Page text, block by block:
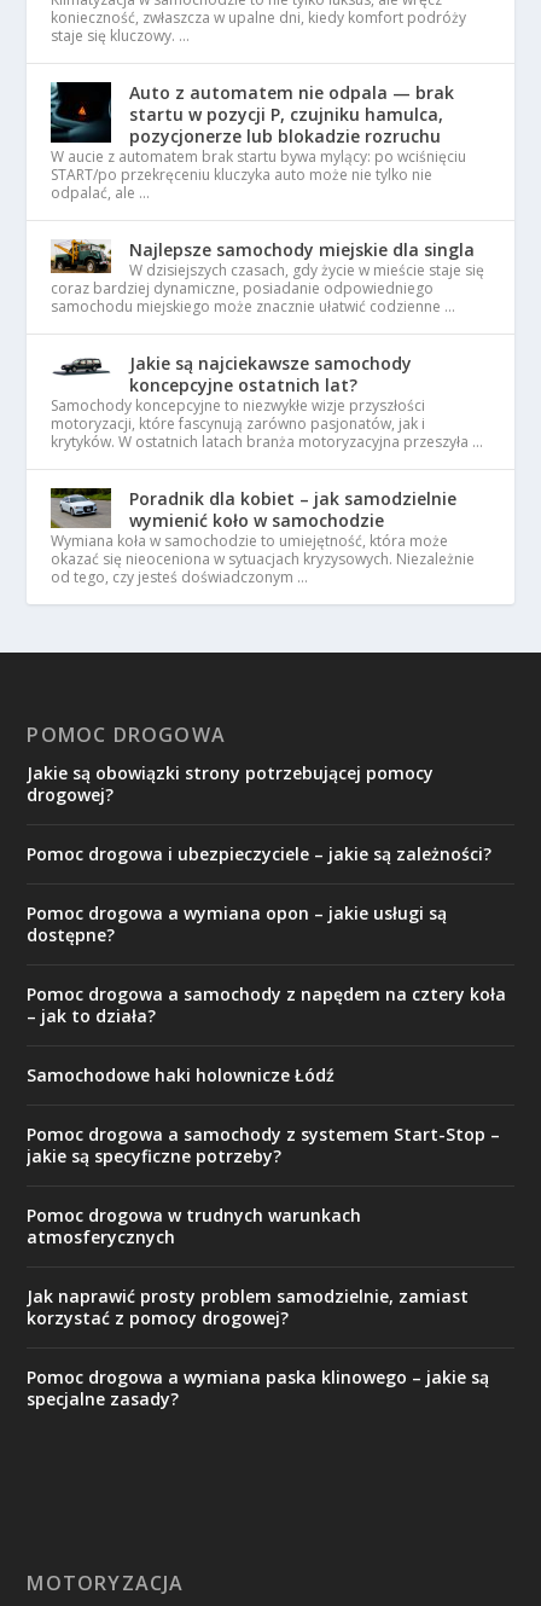
konieczność, zwłaszcza w upalne dni, kiedy komfort podróży
staje się kluczowy. …
Auto z automatem nie odpala — brak
startu w pozycji P, czujniku hamulca,
pozycjonerze lub blokadzie rozruchu
W aucie z automatem brak startu bywa mylący: po wciśnięciu
START/po przekręceniu kluczyka auto może nie tylko nie
odpalać, ale …
Najlepsze samochody miejskie dla singla
W dzisiejszych czasach, gdy życie w mieście staje się
coraz bardziej dynamiczne, posiadanie odpowiedniego
samochodu miejskiego może znacznie ułatwić codzienne …
Jakie są najciekawsze samochody
koncepcyjne ostatnich lat?
Samochody koncepcyjne to niezwykłe wizje przyszłości
motoryzacji, które fascynują zarówno pasjonatów, jak i
krytyków. W ostatnich latach branża motoryzacyjna przeszyła …
Poradnik dla kobiet – jak samodzielnie
wymienić koło w samochodzie
Wymiana koła w samochodzie to umiejętność, która może
okazać się nieoceniona w sytuacjach kryzysowych. Niezależnie
od tego, czy jesteś doświadczonym …
POMOC DROGOWA
Jakie są obowiązki strony potrzebującej pomocy
drogowej?
Pomoc drogowa i ubezpieczyciele – jakie są zależności?
Pomoc drogowa a wymiana opon – jakie usługi są
dostępne?
Pomoc drogowa a samochody z napędem na cztery koła
– jak to działa?
Samochodowe haki holownicze Łódź
Pomoc drogowa a samochody z systemem Start-Stop –
jakie są specyficzne potrzeby?
Pomoc drogowa w trudnych warunkach
atmosferycznych
Jak naprawić prosty problem samodzielnie, zamiast
korzystać z pomocy drogowej?
Pomoc drogowa a wymiana paska klinowego – jakie są
specjalne zasady?
MOTORYZACJA